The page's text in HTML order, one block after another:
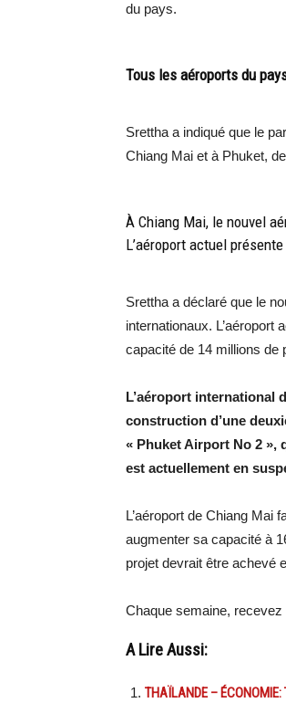
du pays.
Tous les aéroports du
Srettha a indiqué que le
Chiang Mai et à Phuket,
À Chiang Mai, le nouvel
L’aéroport actuel
Srettha a déclaré que le
internationaux. L’aéroport
capacité de 14 millions de
L’aéroport international
construction d’une
« Phuket Airport No 2 »,
est actuellement en
L’aéroport de Chiang Mai
augmenter sa capacité à
projet devrait être achevé
Chaque semaine,
A Lire Aussi:
THAÏLANDE –